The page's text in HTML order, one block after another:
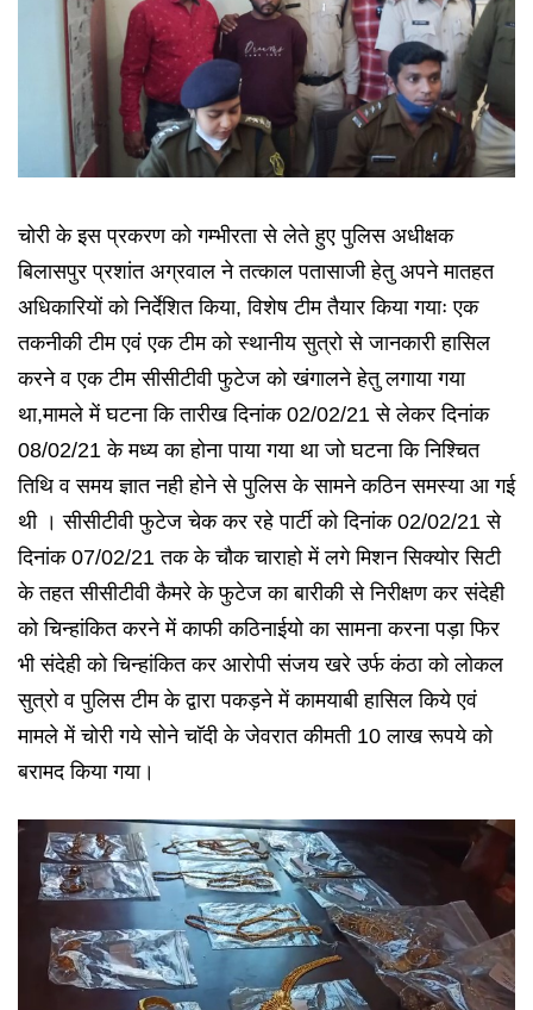
चोरी के इस प्रकरण को गम्भीरता से लेते हुए पुलिस अधीक्षक
बिलासपुर प्रशांत अग्रवाल ने तत्काल पतासाजी हेतु अपने मातहत
अधिकारियों को निर्देशित किया, विशेष टीम तैयार किया गयाः एक
तकनीकी टीम एवं एक टीम को स्थानीय सुत्रो से जानकारी हासिल
करने व एक टीम सीसीटीवी फुटेज को खंगालने हेतु लगाया गया
था,मामले में घटना कि तारीख दिनांक 02/02/21 से लेकर दिनांक
08/02/21 के मध्य का होना पाया गया था जो घटना कि निश्चित
तिथि व समय ज्ञात नही होने से पुलिस के सामने कठिन समस्या आ गई
थी । सीसीटीवी फुटेज चेक कर रहे पार्टी को दिनांक 02/02/21 से
दिनांक 07/02/21 तक के चौक चाराहो में लगे मिशन सिक्योर सिटी
के तहत सीसीटीवी कैमरे के फुटेज का बारीकी से निरीक्षण कर संदेही
को चिन्हांकित करने में काफी कठिनाईयो का सामना करना पड़ा फिर
भी संदेही को चिन्हांकित कर आरोपी संजय खरे उर्फ कंठा को लोकल
सुत्रो व पुलिस टीम के द्वारा पकड़ने में कामयाबी हासिल किये एवं
मामले में चोरी गये सोने चाॅदी के जेवरात कीमती 10 लाख रूपये को
बरामद किया गया।